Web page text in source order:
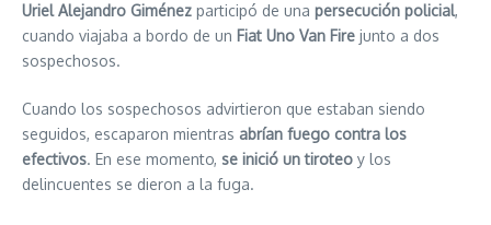
Uriel Alejandro Giménez participó de una persecución policial,
cuando viajaba a bordo de un Fiat Uno Van Fire junto a dos
sospechosos.
Cuando los sospechosos advirtieron que estaban siendo
seguidos, escaparon mientras abrían fuego contra los
efectivos. En ese momento, se inició un tiroteo y los
delincuentes se dieron a la fuga.